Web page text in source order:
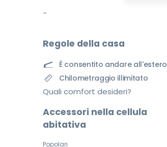
-
Regole della casa
È consentito andare all'estero
Chilometraggio illimitato
Quali comfort desideri?
Accessori nella cellula
abitativa
Popolari